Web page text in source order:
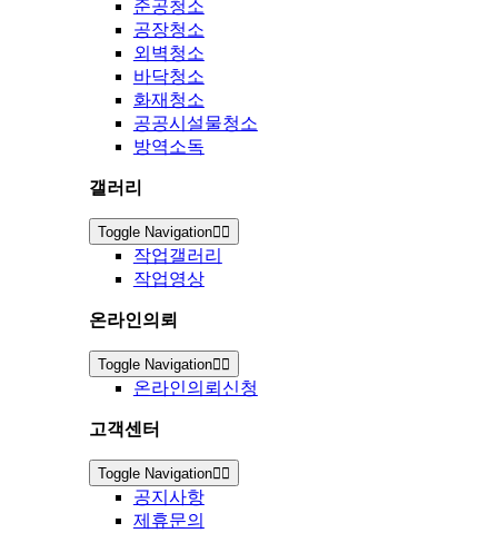
준공청소
공장청소
외벽청소
바닥청소
화재청소
공공시설물청소
방역소독
갤러리
Toggle Navigation
작업갤러리
작업영상
온라인의뢰
Toggle Navigation
온라인의뢰신청
고객센터
Toggle Navigation
공지사항
제휴문의